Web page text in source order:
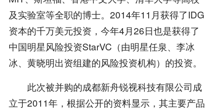
及实验室等全职的博士。2014年11月获得了IDG
资本的千万美元投资，今年4月26日也是获得了
中国明星风险投资StarVC（由明星任泉、李冰
冰、黄晓明出资组建的风险投资机构）的投资。
此次被并购的成都新舟锐视科技有限公司成
立于2011年，根据公开的资料显示，其主要产品